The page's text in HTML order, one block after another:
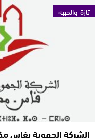
تازة والجهة
الشركة الجهوية بفاس